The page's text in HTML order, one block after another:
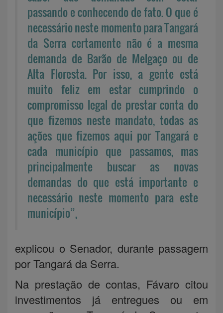
passando e conhecendo de fato. O que é
necessário neste momento para Tangará
da Serra certamente não é a mesma
demanda de Barão de Melgaço ou de
Alta Floresta. Por isso, a gente está
muito feliz em estar cumprindo o
compromisso legal de prestar conta do
que fizemos neste mandato, todas as
ações que fizemos aqui por Tangará e
cada município que passamos, mas
principalmente buscar as novas
demandas do que está importante e
necessário neste momento para este
município”,
explicou o Senador, durante passagem
por Tangará da Serra.
Na prestação de contas, Fávaro citou
investimentos já entregues ou em